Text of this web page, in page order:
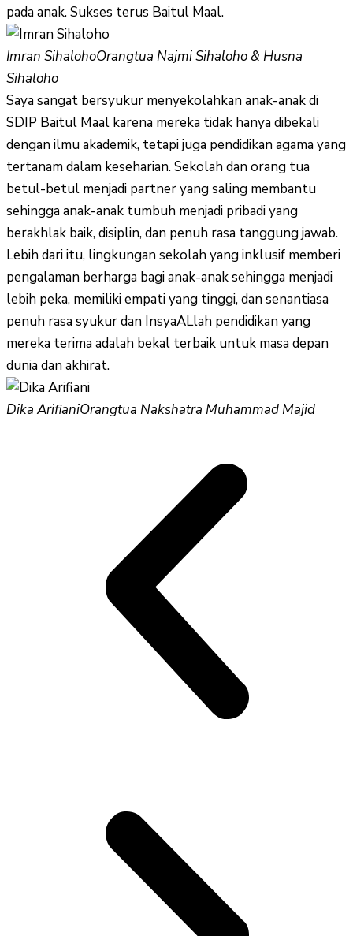
pada anak. Sukses terus Baitul Maal.
Imran SihalohoOrangtua Najmi Sihaloho & Husna
Sihaloho
Saya sangat bersyukur menyekolahkan anak-anak di
SDIP Baitul Maal karena mereka tidak hanya dibekali
dengan ilmu akademik, tetapi juga pendidikan agama yang
tertanam dalam keseharian. Sekolah dan orang tua
betul-betul menjadi partner yang saling membantu
sehingga anak-anak tumbuh menjadi pribadi yang
berakhlak baik, disiplin, dan penuh rasa tanggung jawab.
Lebih dari itu, lingkungan sekolah yang inklusif memberi
pengalaman berharga bagi anak-anak sehingga menjadi
lebih peka, memiliki empati yang tinggi, dan senantiasa
penuh rasa syukur dan InsyaALlah pendidikan yang
mereka terima adalah bekal terbaik untuk masa depan
dunia dan akhirat.
Dika ArifianiOrangtua Nakshatra Muhammad Majid